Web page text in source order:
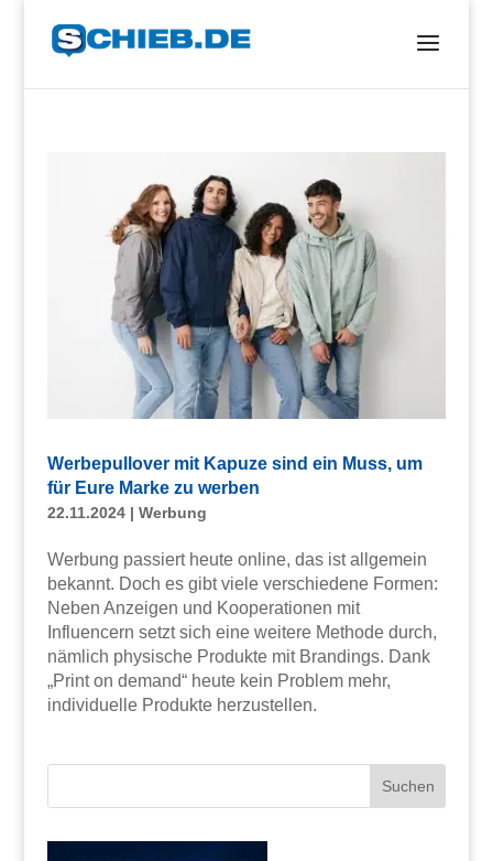
Werbepullover mit Kapuze sind ein Muss, um
für Eure Marke zu werben
22.11.2024| Werbung
Werbung passiert heute online, das ist allgemein
bekannt. Doch es gibt viele verschiedene Formen:
Neben Anzeigen und Kooperationen mit
Influencern setzt sich eine weitere Methode durch,
nämlich physische Produkte mit Brandings. Dank
„Print on demand“ heute kein Problem mehr,
individuelle Produkte herzustellen.